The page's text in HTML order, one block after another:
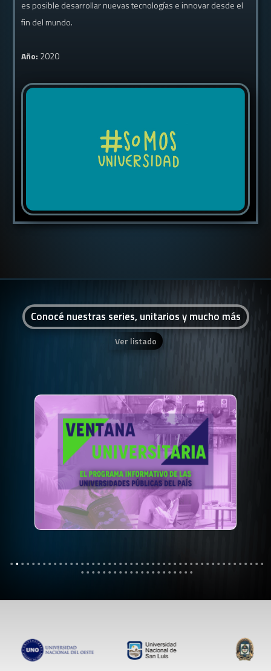
es posible desarrollar nuevas tecnologías e innovar desde el
fin del mundo.
Año: 2020
Conocé nuestras series, unitarios y mucho más
Ver listado